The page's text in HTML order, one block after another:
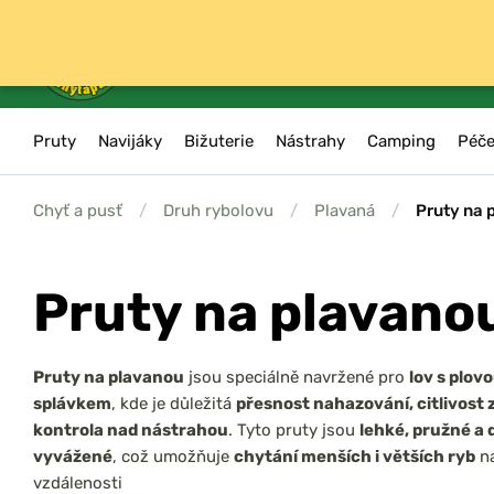
Pruty Navijáky Bižuterie Nástrahy Camping
Chyť a pusť / Druh rybolovu / Plavaná / Pruty na
Pruty na
Pruty na plavanou jsou speciálně navržené pro lov s
splávkem, kde je důležitá přesnost nahazování, citlivost
kontrola nad nástrahou. Tyto pruty jsou lehké, pružné a
vyvážené, což umožňuje chytání menších i větších ryb
vzdálenosti